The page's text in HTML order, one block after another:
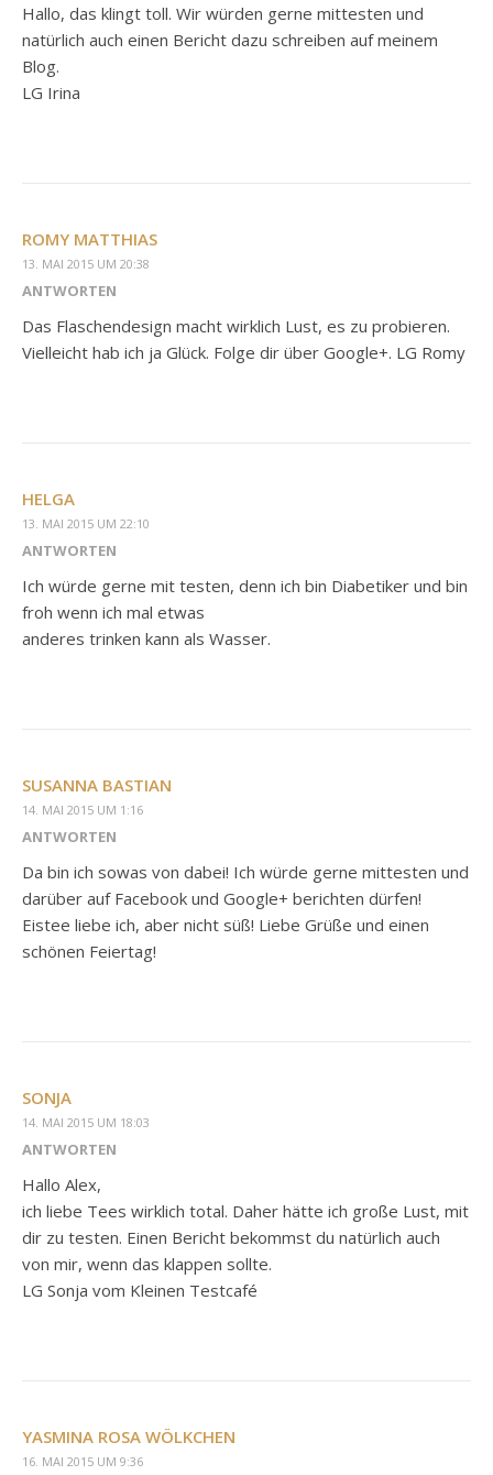
Hallo, das klingt toll. Wir würden gerne mittesten und
natürlich auch einen Bericht dazu schreiben auf meinem
Blog.
LG Irina
ROMY MATTHIAS
13. MAI 2015 UM 20:38
ANTWORTEN
Das Flaschendesign macht wirklich Lust, es zu probieren.
Vielleicht hab ich ja Glück. Folge dir über Google+. LG Romy
HELGA
13. MAI 2015 UM 22:10
ANTWORTEN
Ich würde gerne mit testen, denn ich bin Diabetiker und bin
froh wenn ich mal etwas
anderes trinken kann als Wasser.
SUSANNA BASTIAN
14. MAI 2015 UM 1:16
ANTWORTEN
Da bin ich sowas von dabei! Ich würde gerne mittesten und
darüber auf Facebook und Google+ berichten dürfen!
Eistee liebe ich, aber nicht süß! Liebe Grüße und einen
schönen Feiertag!
SONJA
14. MAI 2015 UM 18:03
ANTWORTEN
Hallo Alex,
ich liebe Tees wirklich total. Daher hätte ich große Lust, mit
dir zu testen. Einen Bericht bekommst du natürlich auch
von mir, wenn das klappen sollte.
LG Sonja vom Kleinen Testcafé
YASMINA ROSA WÖLKCHEN
16. MAI 2015 UM 9:36